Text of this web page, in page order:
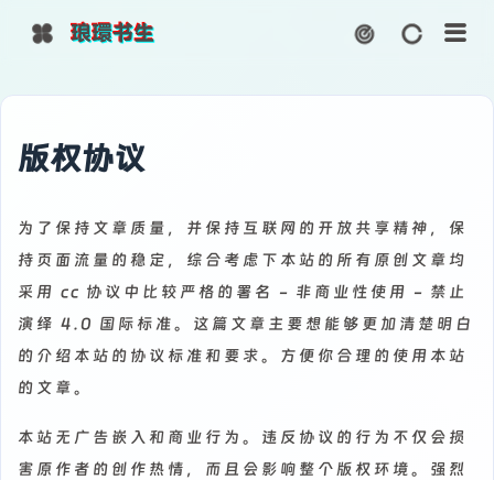
主页
云盘 仓库
琅環书生
版权协议
为了保持文章质量，并保持互联网的开放共享精神，保
持页面流量的稳定，综合考虑下本站的所有原创文章均
采用 cc 协议中比较严格的署名 - 非商业性使用 - 禁止
演绎 4.0 国际标准。这篇文章主要想能够更加清楚明白
的介绍本站的协议标准和要求。方便你合理的使用本站
的文章。
本站无广告嵌入和商业行为。违反协议的行为不仅会损
害原作者的创作热情，而且会影响整个版权环境。强烈